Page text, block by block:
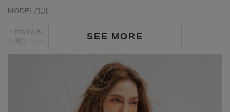
SEE MORE
MODEL資訊
‧Mariia K.
身高173cm／胸圍Bust：83cm